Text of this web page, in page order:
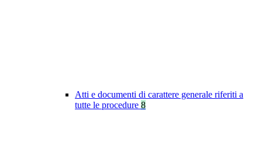
Atti e documenti di carattere generale riferiti a
tutte le procedure 8